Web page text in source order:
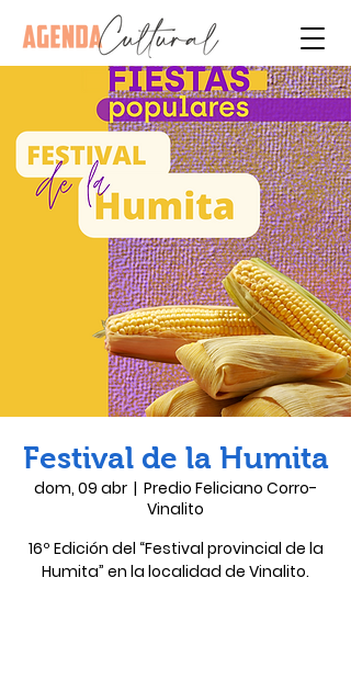
Festival de la Humita
dom, 09 abr
  |
Predio Feliciano Corro-
Vinalito
16º Edición del “Festival provincial de la
Humita” en la localidad de Vinalito.